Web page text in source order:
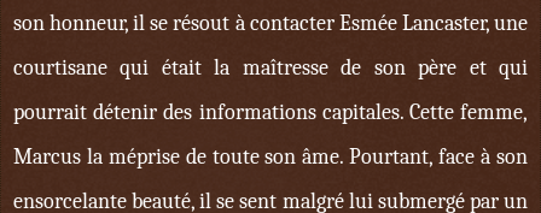
son honneur, il se résout à contacter Esmée Lancaster, une
courtisane qui était la maîtresse de son père et qui
pourrait détenir des informations capitales. Cette femme,
Marcus la méprise de toute son âme. Pourtant, face à son
ensorcelante beauté, il se sent malgré lui submergé par un